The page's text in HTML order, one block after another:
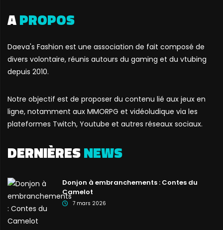
APROPOS
Daeva's Fashion est une association de fait composé de
divers volontaire, réunis autours du gaming et du vtubing
depuis 2010.
Notre objectif est de proposer du contenu lié aux jeux en
ligne, notamment aux MMORPG et vidéoludique via les
plateformes Twitch, Youtube et autres réseaux sociaux.
DERNIÈRESNEWS
Donjon à embranchements : Contes du
Camelot
7 mars 2026